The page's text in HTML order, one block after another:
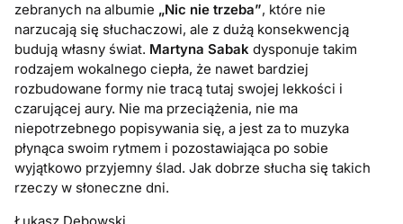
zebranych na albumie „Nic nie trzeba”, które nie
narzucają się słuchaczowi, ale z dużą konsekwencją
budują własny świat. Martyna Sabak dysponuje takim
rodzajem wokalnego ciepła, że nawet bardziej
rozbudowane formy nie tracą tutaj swojej lekkości i
czarującej aury. Nie ma przeciążenia, nie ma
niepotrzebnego popisywania się, a jest za to muzyka
płynąca swoim rytmem i pozostawiająca po sobie
wyjątkowo przyjemny ślad. Jak dobrze słucha się takich
rzeczy w słoneczne dni.